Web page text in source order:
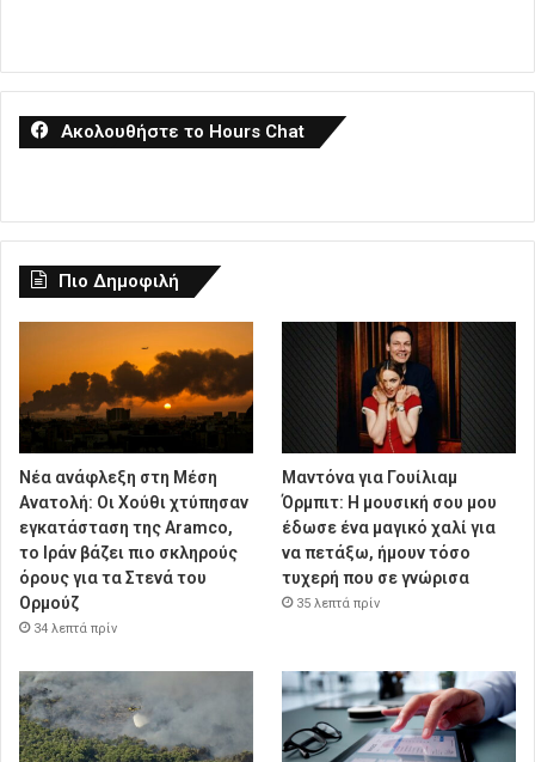
Ακολουθήστε το Hours Chat
Πιο Δημοφιλή
Νέα ανάφλεξη στη Μέση
Ανατολή: Οι Χούθι χτύπησαν
εγκατάσταση της Aramco,
το Ιράν βάζει πιο σκληρούς
όρους για τα Στενά του
Ορμούζ
34 λεπτά πρίν
Μαντόνα για Γουίλιαμ
Όρμπιτ: Η μουσική σου μου
έδωσε ένα μαγικό χαλί για
να πετάξω, ήμουν τόσο
τυχερή που σε γνώρισα
35 λεπτά πρίν